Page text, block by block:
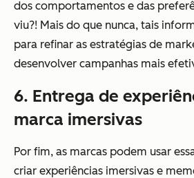
dos comportamentos e das
viu?! Mais do que nunca, tais
para refinar as estratégias de
desenvolver campanhas mais
6. Entrega de
marca imersivas
Por fim, as marcas podem usar
criar experiências imersivas e